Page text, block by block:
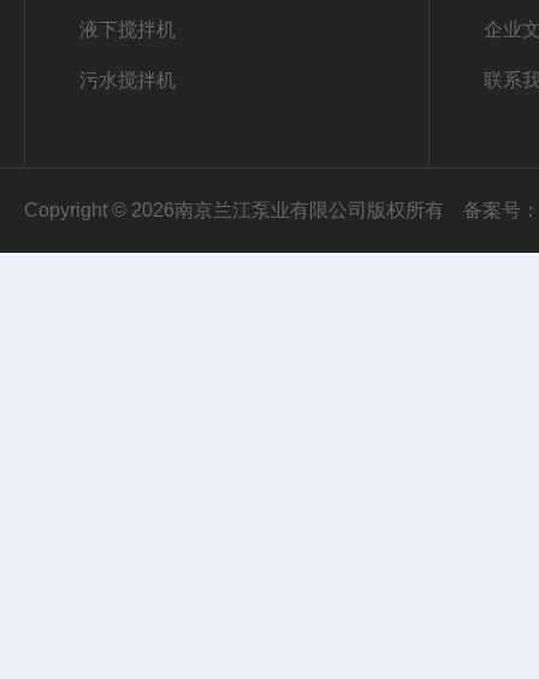
液下搅拌机
污水搅拌机
企业
联系
Copyright © 2026南京兰江泵业有限公司版权所有 备案号